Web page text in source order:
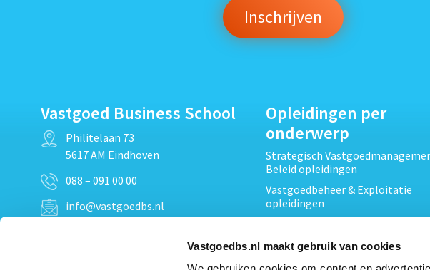
Vastgoedbs.nl maakt gebruik van cookies
Vastgoed Business School
Philitelaan 73
5617 AM Eindhoven
088 – 091 00 00
info@vastgoedbs.nl
Opleidingen per
onderwerp
Strategisch
Beleid opleidingen
Vastgoedbeheer & Exploitatie
opleidingen
Projectontwikkeling &